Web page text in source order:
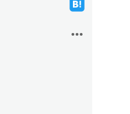
more_horiz